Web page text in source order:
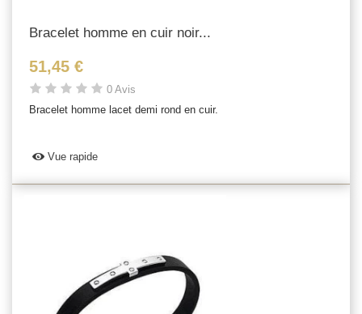
Bracelet homme en cuir noir...
51,45 €
0 Avis
Bracelet homme lacet demi rond en cuir.
Vue rapide